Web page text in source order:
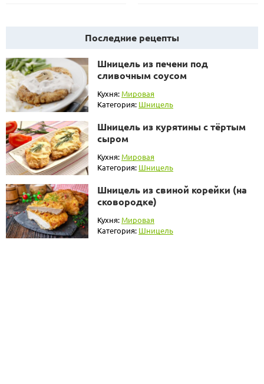
Последние рецепты
Шницель из печени под
сливочным соусом
Кухня: Мировая
Категория: Шницель
Шницель из курятины с тёртым
сыром
Кухня: Мировая
Категория: Шницель
Шницель из свиной корейки (на
сковородке)
Кухня: Мировая
Категория: Шницель